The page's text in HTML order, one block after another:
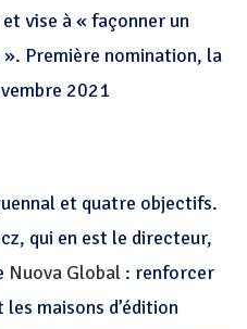
vise à « façonner un
». Première nomination, la
2021
et quatre objectifs.
qui en est le directeur,
Nuova Global : renforcer
maisons d’édition